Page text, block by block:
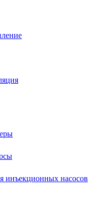
инъекционных насосов